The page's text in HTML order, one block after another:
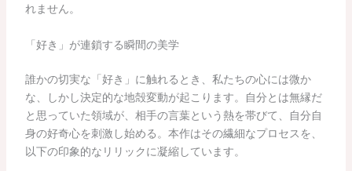
れません。
「好き」が連鎖する瞬間の美学
誰かの切実な「好き」に触れるとき、私たちの心には微か
な、しかし決定的な地殻変動が起こります。自分とは無縁だ
と思っていた領域が、相手の言葉という熱を帯びて、自分自
身の好奇心を刺激し始める。本作はその繊細なプロセスを、
以下の印象的なリリックに凝縮しています。